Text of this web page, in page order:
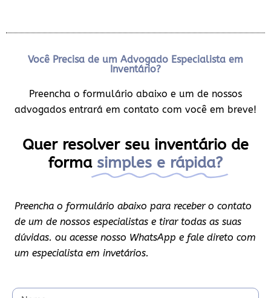
Você Precisa de um Advogado Especialista em
Inventário?
Preencha o formulário abaixo e um de nossos
advogados entrará em contato com você em breve!
Quer resolver seu inventário de
forma simples e rápida?
Preencha o formulário abaixo para receber o contato
de um de nossos especialistas e tirar todas as suas
dúvidas. ou acesse nosso WhatsApp e fale direto com
um especialista em invetários.